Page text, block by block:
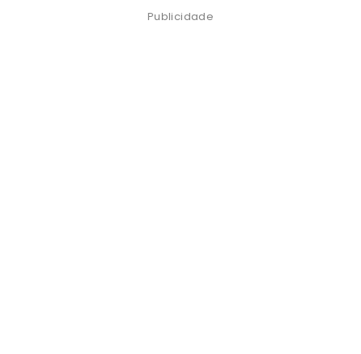
Publicidade